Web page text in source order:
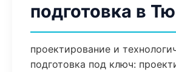
подготовка в
проектирование и
подготовка под ключ: